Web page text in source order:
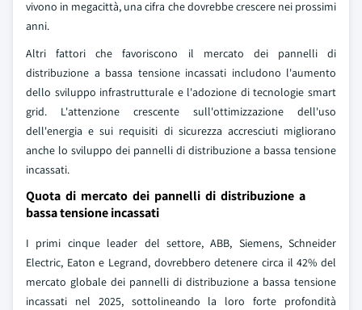
vivono in megacittà, una cifra che dovrebbe crescere nei prossimi
anni.
Altri fattori che favoriscono il mercato dei pannelli di
distribuzione a bassa tensione incassati includono l'aumento
dello sviluppo infrastrutturale e l'adozione di tecnologie smart
grid. L'attenzione crescente sull'ottimizzazione dell'uso
dell'energia e sui requisiti di sicurezza accresciuti migliorano
anche lo sviluppo dei pannelli di distribuzione a bassa tensione
incassati.
Quota di mercato dei pannelli di distribuzione a
bassa tensione incassati
I primi cinque leader del settore, ABB, Siemens, Schneider
Electric, Eaton e Legrand, dovrebbero detenere circa il 42% del
mercato globale dei pannelli di distribuzione a bassa tensione
incassati nel 2025, sottolineando la loro forte profondità